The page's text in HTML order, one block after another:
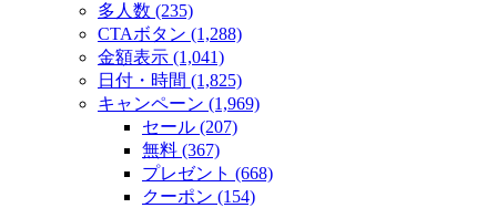
多人数 (235)
CTAボタン (1,288)
金額表示 (1,041)
日付・時間 (1,825)
キャンペーン (1,969)
セール (207)
無料 (367)
プレゼント (668)
クーポン (154)